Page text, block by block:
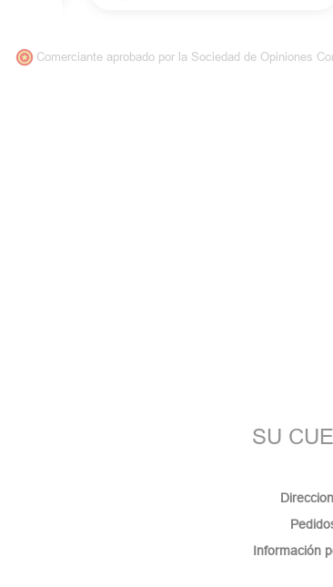
Comerciante aprobado por la Sociedad de Opiniones
SU
Información